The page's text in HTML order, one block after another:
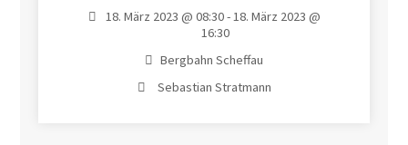
18. März 2023 @ 08:30 - 18. März 2023 @
16:30
Bergbahn Scheffau
Sebastian Stratmann